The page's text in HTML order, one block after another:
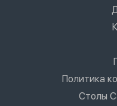
Политика
Столы